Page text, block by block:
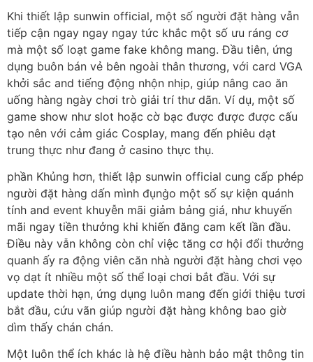
Khi thiết lập sunwin official, một số người đặt hàng vẫn
tiếp cận ngay ngay ngay tức khắc một số ưu ráng cơ
mà một số loạt game fake không mang. Đầu tiên, ứng
dụng buôn bán vẻ bên ngoài thân thương, với card VGA
khởi sắc and tiếng động nhộn nhịp, giúp nâng cao ăn
uống hàng ngày chơi trò giải trí thư dãn. Ví dụ, một số
game show như slot hoặc cờ bạc được được được cấu
tạo nên với cảm giác Cosplay, mang đến phiêu dạt
trung thực như đang ở casino thực thụ.
phần Khủng hơn, thiết lập sunwin official cung cấp phép
người đặt hàng dấn mình đụng̀o một số sự kiện quánh
tính and event khuyễn mãi giảm bảng giá, như khuyến
mãi ngay tiền thưởng khi khiến đăng cam kết lần đầu.
Điều này vẫn không còn chỉ việc tăng cơ hội đổi thưởng
quanh ấy ra động viên căn nhà người đặt hàng chơi vẹo
vọ dạt ít nhiều một số thể loại chơi bắt đầu. Với sự
update thời hạn, ứng dụng luôn mang đến giới thiệu tươi
bắt đầu, cứu vãn giúp người đặt hàng không bao giờ
dìm thấy chán chán.
Một luôn thể ích khác là hệ điều hành bảo mật thông tin